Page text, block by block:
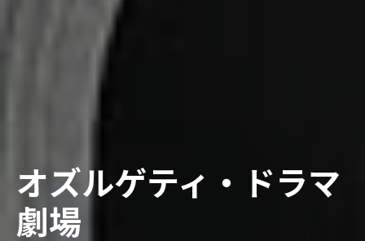
オズルゲティ・ドラマ
劇場